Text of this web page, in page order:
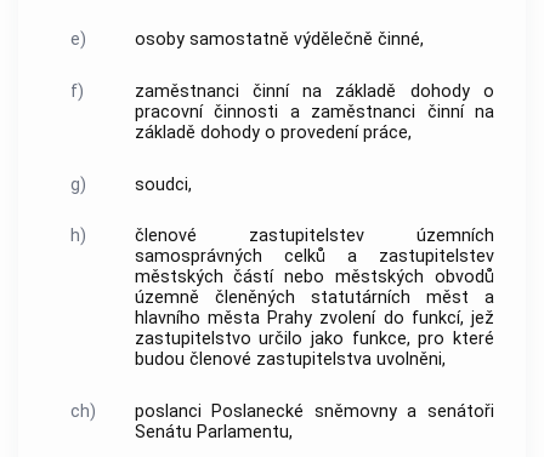
e) osoby samostatně výdělečně činné,
f)
zaměstnanci činní na základě dohody o
pracovní činnosti a zaměstnanci činní na
základě dohody o provedení práce,
g) soudci,
h)
členové zastupitelstev územních
samosprávných celků a zastupitelstev
městských částí nebo městských obvodů
územně členěných statutárních měst a
hlavního města Prahy zvolení do funkcí, jež
zastupitelstvo určilo jako funkce, pro které
budou členové zastupitelstva uvolněni,
ch)
poslanci Poslanecké sněmovny a senátoři
Senátu Parlamentu,